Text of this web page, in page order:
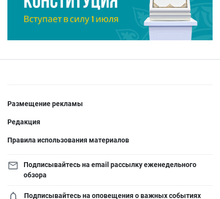
Размещение рекламы
Редакция
Правила использования материалов
Подписывайтесь на email рассылку еженедельного
обзора
Подписывайтесь на оповещения о важных событиях